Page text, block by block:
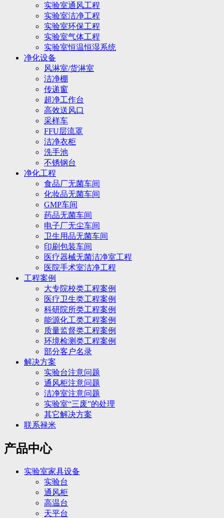
实验室通风工程
实验室洁净工程
实验室环保工程
实验室气体工程
实验室恒温恒湿系统
净化设备
风淋室/货淋室
洁净棚
传递窗
超净工作台
高效送风口
采样车
FFU层流罩
洁净衣柜
洗手池
不锈钢台
净化工程
食品厂无菌车间
化妆品无菌车间
GMP车间
药品无菌车间
电子厂无尘车间
卫生用品无菌车间
印刷包装车间
医疗器械无菌洁净室工程
医院手术室洁净工程
工程案例
大专院校类工程案例
医疗卫生类工程案例
科研院所类工程案例
能源化工类工程案例
质量监督类工程案例
环境检测类工程案例
部分客户名录
解决方案
实验台注意问题
通风柜注意问题
洁净室注意问题
实验室“三废”的处理
其它解决方案
联系禄米
产品中心
实验室家具设备
实验台
通风柜
高温台
天平台